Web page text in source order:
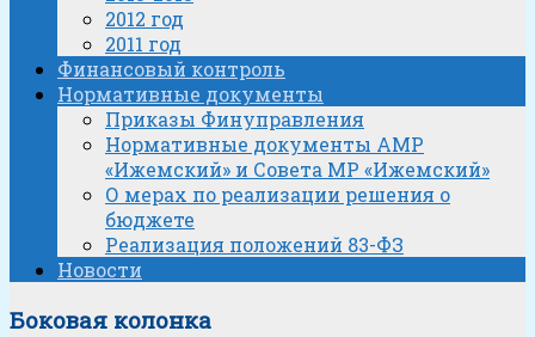
2012 год
2011 год
Финансовый контроль
Нормативные документы
Приказы Финуправления
Нормативные документы АМР
«Ижемский» и Совета МР «Ижемский»
О мерах по реализации решения о
бюджете
Реализация положений 83-ФЗ
Новости
Боковая колонка